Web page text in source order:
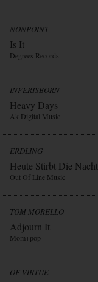
NONPOINT
Is It
Degrees Records
INFERISBORN
Heavy Days
Ak Digital Music
ERDLING
Heute Stirbt Die Nacht
Out Of Line Music
TOM MORELLO
Adjourn It
Mom+pop
OF VIRTUE